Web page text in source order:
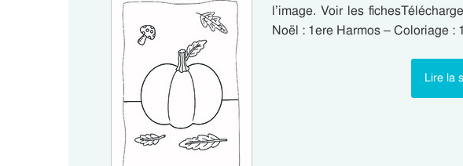
l’image. Voir les
Noël : 1ere Harmos – Coloriage :
Lire la